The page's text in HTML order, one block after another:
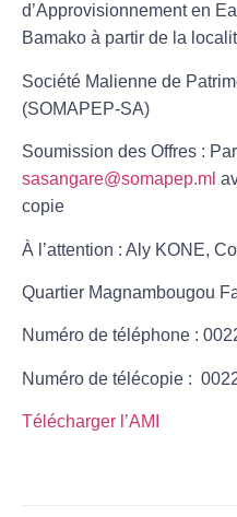
d’Approvisionnement en
Bamako à partir de la
Société Malienne de
(SOMAPEP-SA)
Soumission des Offres :
sasangare@somapep.ml
copie
À l’attention : Aly KONE,
Quartier Magnambougou
Numéro de téléphone :
Numéro de télécopie :
Télécharger l’AMI